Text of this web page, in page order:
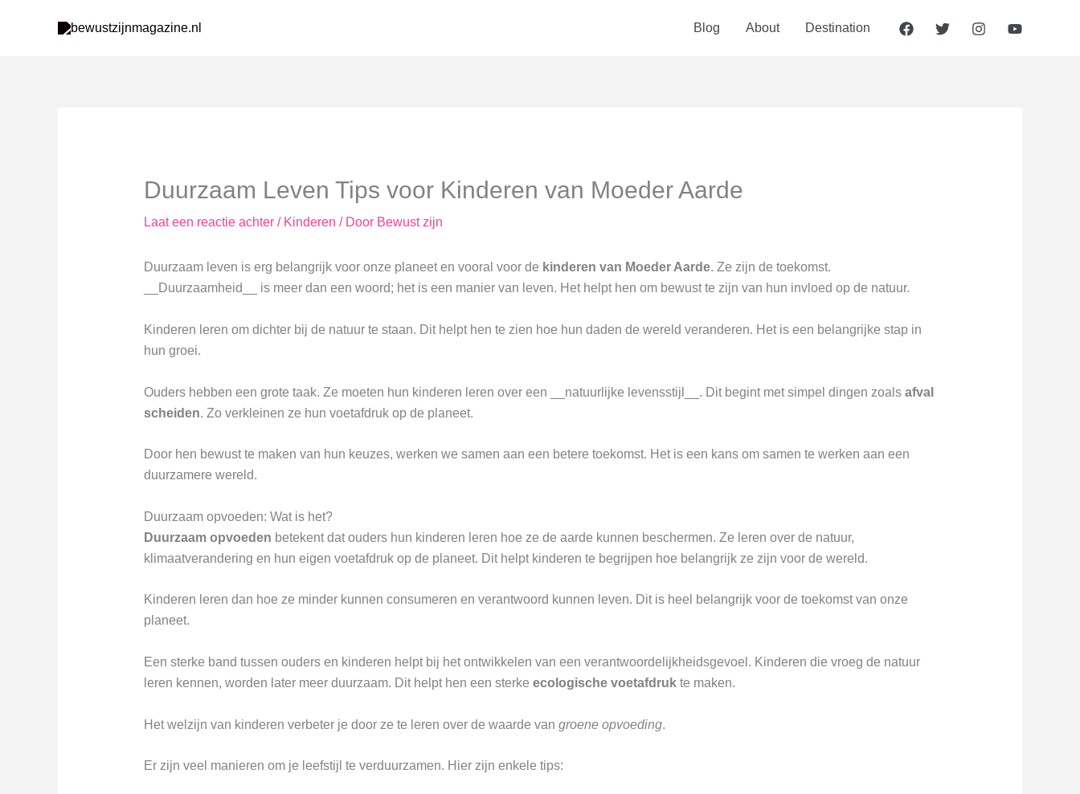
Blog About Destination
Duurzaam Leven Tips voor Kinderen van Moeder Aarde
Laat een reactie achter / Kinderen / Door Bewust zijn
Duurzaam leven is erg belangrijk voor onze planeet en vooral voor de kinderen van Moeder Aarde. Ze zijn de toekomst.
__Duurzaamheid__ is meer dan een woord; het is een manier van leven. Het helpt hen om bewust te zijn van hun invloed op de natuur.
Kinderen leren om dichter bij de natuur te staan. Dit helpt hen te zien hoe hun daden de wereld veranderen. Het is een belangrijke stap in
hun groei.
Ouders hebben een grote taak. Ze moeten hun kinderen leren over een __natuurlijke levensstijl__. Dit begint met simpel dingen zoals afval
scheiden. Zo verkleinen ze hun voetafdruk op de planeet.
Door hen bewust te maken van hun keuzes, werken we samen aan een betere toekomst. Het is een kans om samen te werken aan een
duurzamere wereld.
Duurzaam opvoeden: Wat is het?
Duurzaam opvoeden betekent dat ouders hun kinderen leren hoe ze de aarde kunnen beschermen. Ze leren over de natuur,
klimaatverandering en hun eigen voetafdruk op de planeet. Dit helpt kinderen te begrijpen hoe belangrijk ze zijn voor de wereld.
Kinderen leren dan hoe ze minder kunnen consumeren en verantwoord kunnen leven. Dit is heel belangrijk voor de toekomst van onze
planeet.
Een sterke band tussen ouders en kinderen helpt bij het ontwikkelen van een verantwoordelijkheidsgevoel. Kinderen die vroeg de natuur
leren kennen, worden later meer duurzaam. Dit helpt hen een sterke ecologische voetafdrukte maken.
Het welzijn van kinderen verbeter je door ze te leren over de waarde van groene opvoeding.
Er zijn veel manieren om je leefstijl te verduurzamen. Hier zijn enkele tips: